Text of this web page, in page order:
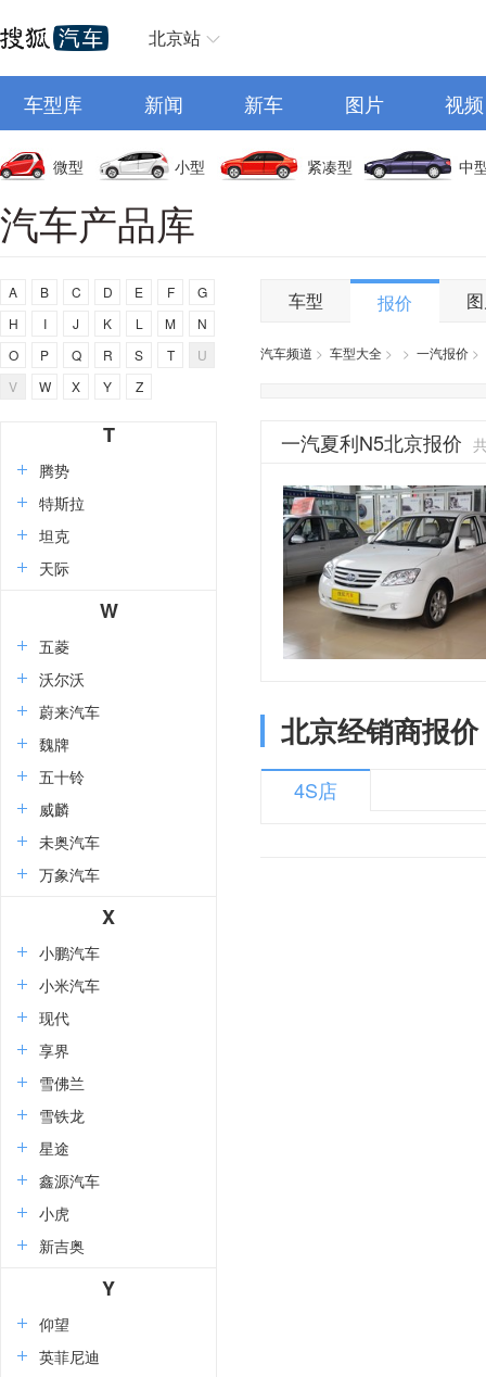
北京站
车型库 新闻 新车 图片 视频
微型 小型 紧凑型 中
汽车产品库
A B C D E F
G
H
I J K L M
N
O
P Q R S T
U
V
W X Y Z
smart
三菱
上汽大通MAXUS
SERES赛力斯
示界
思皓
上喆
沙龙汽车
斯威
T
腾势
特斯拉
坦克
天际
W
五菱
沃尔沃
蔚来汽车
魏牌
五十铃
威麟
未奥汽车
万象汽车
X
小鹏汽车
小米汽车
现代
享界
雪佛兰
雪铁龙
星途
鑫源汽车
小虎
新吉奥
Y
仰望
英菲尼迪
车型 报价
汽车频道 > 车型大全 > > 一汽报价 >
一汽夏利N5北京报价
北京经销商报价
4S店